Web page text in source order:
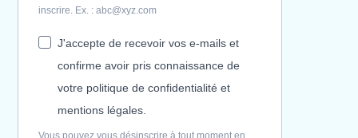
inscrire. Ex. : abc@xyz.com
J'accepte de recevoir vos e-mails et
confirme avoir pris connaissance de
votre politique de confidentialité et
mentions légales.
Vous pouvez vous désinscrire à tout moment en